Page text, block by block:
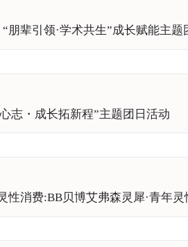
朋辈引领·学术共生”成长赋能主题
志・成长拓新程”主题团日活动
性消费:BB贝博艾弗森灵犀·青年